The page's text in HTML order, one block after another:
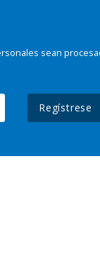
sean
Regístrese